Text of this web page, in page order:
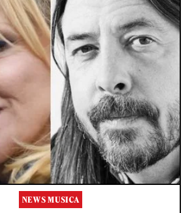
NEWS MUSICA